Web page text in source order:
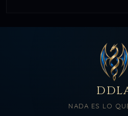
NADA ES LO